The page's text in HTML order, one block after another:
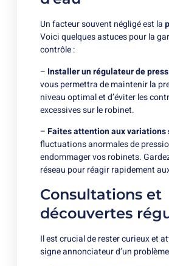
Un facteur souvent négligé est la
Voici quelques astuces pour la
contrôle :
– Installer un régulateur de
vous permettra de maintenir la
niveau optimal et d’éviter les
excessives sur le robinet.
–Faites attention aux variations
fluctuations anormales de
endommager vos robinets.
réseau pour réagir rapidement
Consultations et
découvertes
Il est crucial de rester curieux et
signe annonciateur d’un